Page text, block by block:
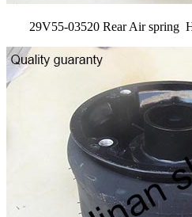
29V55-03520 Rear Air spring